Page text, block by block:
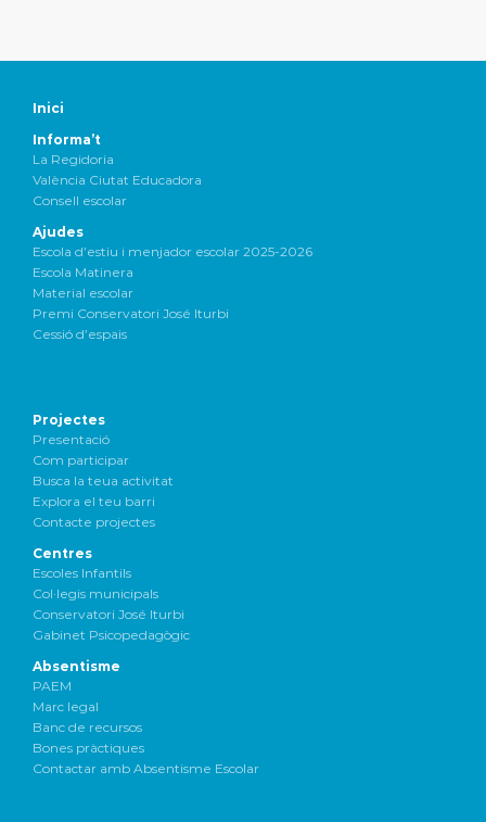
Inici
Informa’t
La Regidoria
València Ciutat Educadora
Consell escolar
Ajudes
Escola d’estiu i menjador escolar 2025-2026
Escola Matinera
Material escolar
Premi Conservatori José Iturbi
Cessió d’espais
Projectes
Presentació
Com participar
Busca la teua activitat
Explora el teu barri
Contacte projectes
Centres
Escoles Infantils
Col·legis municipals
Conservatori José Iturbi
Gabinet Psicopedagògic
Absentisme
PAEM
Marc legal
Banc de recursos
Bones pràctiques
Contactar amb Absentisme Escolar